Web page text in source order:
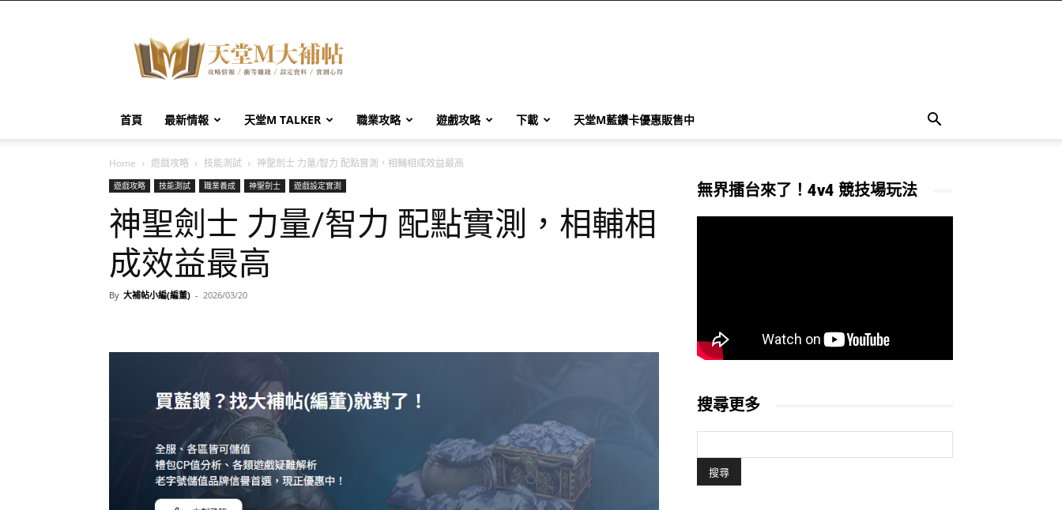
堂
M
大
帖
首頁 最新情報 天堂M TALKER 職業攻略 遊戲攻略 下載 天堂M藍鑽卡優惠販售中
Home 遊戲攻略 技能測試 神聖劍士 力量/智力 配點實測，相輔相成效益最高
遊戲攻略 技能測試 職業養成 神聖劍士 遊戲設定實測
神聖劍士 力量/智力 配點實測，相輔相
成效益最高
By 大補帖小編(編董) - 2026/03/20
無界擂台來了！4v4 競技場玩法
搜尋更多